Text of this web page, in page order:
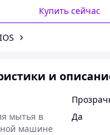
Купить сейчас
и
мытья в
машине
Да